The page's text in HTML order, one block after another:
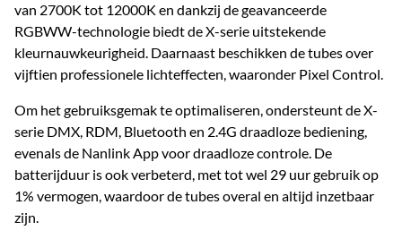
van 2700K tot 12000K en dankzij de geavanceerde
RGBWW-technologie biedt de X-serie uitstekende
kleurnauwkeurigheid. Daarnaast beschikken de tubes over
vijftien professionele lichteffecten, waaronder Pixel Control.
Om het gebruiksgemak te optimaliseren, ondersteunt de X-
serie DMX, RDM, Bluetooth en 2.4G draadloze bediening,
evenals de Nanlink App voor draadloze controle. De
batterijduur is ook verbeterd, met tot wel 29 uur gebruik op
1% vermogen, waardoor de tubes overal en altijd inzetbaar
zijn.